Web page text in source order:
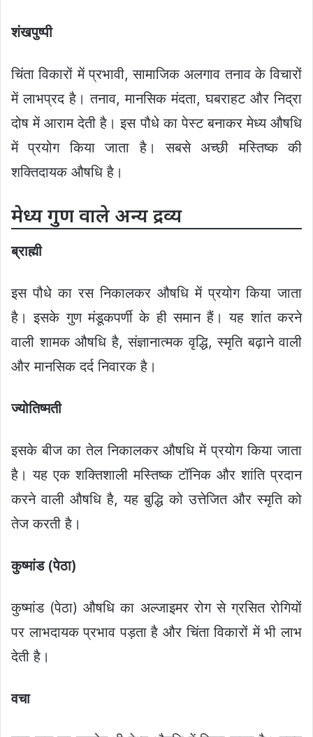
शंखपुष्पी
चिंता विकारों में प्रभावी, सामाजिक अलगाव तनाव के विचारों
में लाभप्रद है। तनाव, मानसिक मंदता, घबराहट और निद्रा
दोष में आराम देती है। इस पौधे का पेस्ट बनाकर मेध्य औषधि
में प्रयोग किया जाता है। सबसे अच्छी मस्तिष्क की
शक्तिदायक औषधि है।
मेध्य गुण वाले अन्य द्रव्य
ब्राह्मी
इस पौधे का रस निकालकर औषधि में प्रयोग किया जाता
है। इसके गुण मंडूकपर्णी के ही समान हैं। यह शांत करने
वाली शामक औषधि है, संज्ञानात्मक वृद्धि, स्मृति बढ़ाने वाली
और मानसिक दर्द निवारक है।
ज्योतिष्मती
इसके बीज का तेल निकालकर औषधि में प्रयोग किया जाता
है। यह एक शक्तिशाली मस्तिष्क टॉनिक और शांति प्रदान
करने वाली औषधि है, यह बुद्धि को उत्तेजित और स्मृति को
तेज करती है।
कुष्मांड(पेठा)
कुष्मांड (पेठा) औषधि का अल्जाइमर रोग से ग्रसित रोगियों
पर लाभदायक प्रभाव पड़ता है और चिंता विकारों में भी लाभ
देती है।
वचा